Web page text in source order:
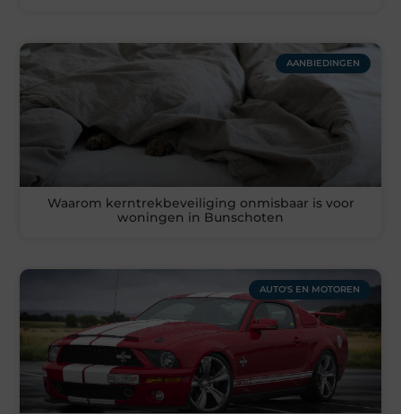
AANBIEDINGEN
Waarom kerntrekbeveiliging onmisbaar is voor
woningen in Bunschoten
AUTO'S EN MOTOREN